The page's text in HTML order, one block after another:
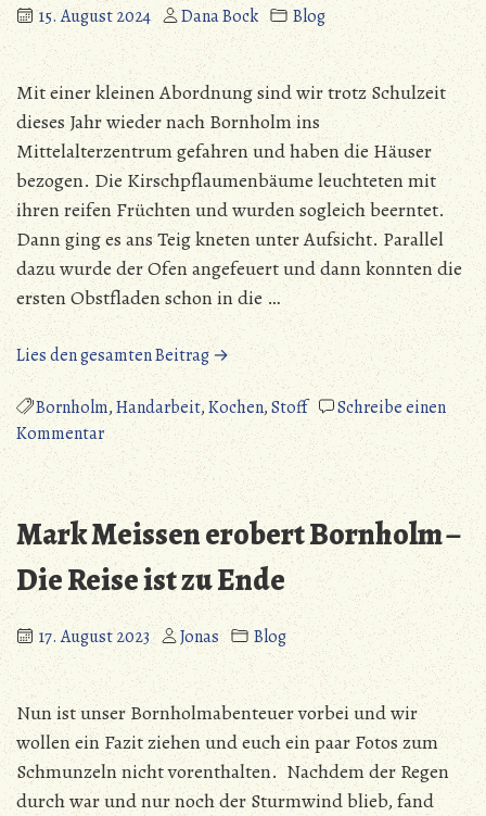
15. August 2024 Dana Bock Blog
Mit einer kleinen Abordnung sind wir trotz Schulzeit
dieses Jahr wieder nach Bornholm ins
Mittelalterzentrum gefahren und haben die Häuser
bezogen. Die Kirschpflaumenbäume leuchteten mit
ihren reifen Früchten und wurden sogleich beerntet.
Dann ging es ans Teig kneten unter Aufsicht. Parallel
dazu wurde der Ofen angefeuert und dann konnten die
ersten Obstfladen schon in die …
Lies den gesamten Beitrag →„Bornholm
–
Backen
und
Nähen“
Bornholm,Handarbeit,Kochen,Stoff
Schreibe einen
Kommentarzu
Bornholm
–
Backen
und
Nähen
Mark Meissen erobert Bornholm –
Die Reise ist zu Ende
17. August 2023 Jonas Blog
Nun ist unser Bornholmabenteuer vorbei und wir
wollen ein Fazit ziehen und euch ein paar Fotos zum
Schmunzeln nicht vorenthalten. Nachdem der Regen
durch war und nur noch der Sturmwind blieb, fand